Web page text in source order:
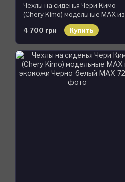
Чехлы на сиденья Чери Кимо
(Chery Kimo) модельные MAX из
4 700 грн
Купить